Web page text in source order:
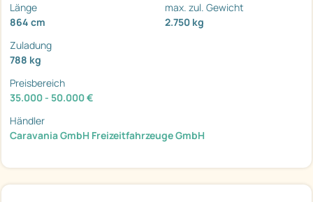
Länge
864 cm
max. zul. Gewicht
2.750 kg
Zuladung
788 kg
Preisbereich
35.000 - 50.000 €
Händler
Caravania GmbH Freizeitfahrzeuge GmbH